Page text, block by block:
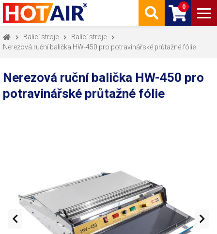
0
Balicí stroje
Balící stroje
Nerezová ruční balička HW-450 pro potravinářské průtažné fólie
Nerezová ruční balička HW-450 pro
potravinářské průtažné fólie